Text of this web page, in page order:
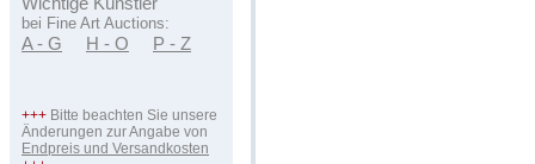
bei Fine Art Auctions:
A - G H - O P - Z
+++ Bitte beachten Sie unsere
Änderungen zur Angabe von
Endpreis und Versandkosten